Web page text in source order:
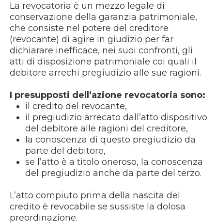
La revocatoria è un mezzo legale di
conservazione della garanzia patrimoniale,
che consiste nel potere del creditore
(revocante) di agire in giudizio per far
dichiarare inefficace, nei suoi confronti, gli
atti di disposizione patrimoniale coi quali il
debitore arrechi pregiudizio alle sue ragioni.
I presupposti dell’azione revocatoria sono:
il credito del revocante,
il pregiudizio arrecato dall’atto dispositivo
del debitore alle ragioni del creditore,
la conoscenza di questo pregiudizio da
parte del debitore,
se l’atto è a titolo oneroso, la conoscenza
del pregiudizio anche da parte del terzo.
L’atto compiuto prima della nascita del
credito è revocabile se sussiste la dolosa
preordinazione.